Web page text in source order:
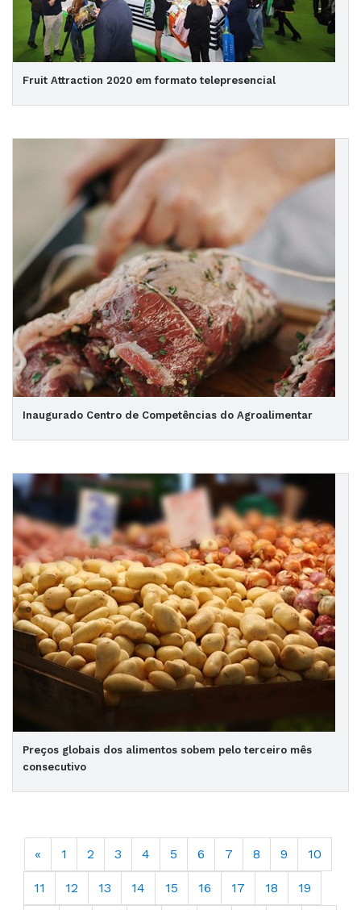
Fruit Attraction 2020 em formato telepresencial
Inaugurado Centro de Competências do Agroalimentar
Preços globais dos alimentos sobem pelo terceiro mês
consecutivo
« 1 2 3 4 5 6 7 8 9 10
11 12 13 14 15 16 17 18 19